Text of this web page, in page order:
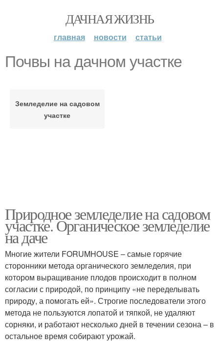
ДАЧНАЯ ЖИЗНЬ
главная новости статьи
Почвы на дачном участке
Земледелие на садовом
участке
Природное земледелие на садовом
участке. Органическое земледелие
на даче
Многие жители FORUMHOUSE – самые горячие
сторонники метода органического земледелия, при
котором выращивание плодов происходит в полном
согласии с природой, по принципу «не переделывать
природу, а помогать ей». Строгие последователи этого
метода не пользуются лопатой и тяпкой, не удаляют
сорняки, и работают несколько дней в течении сезона – в
остальное время собирают урожай.